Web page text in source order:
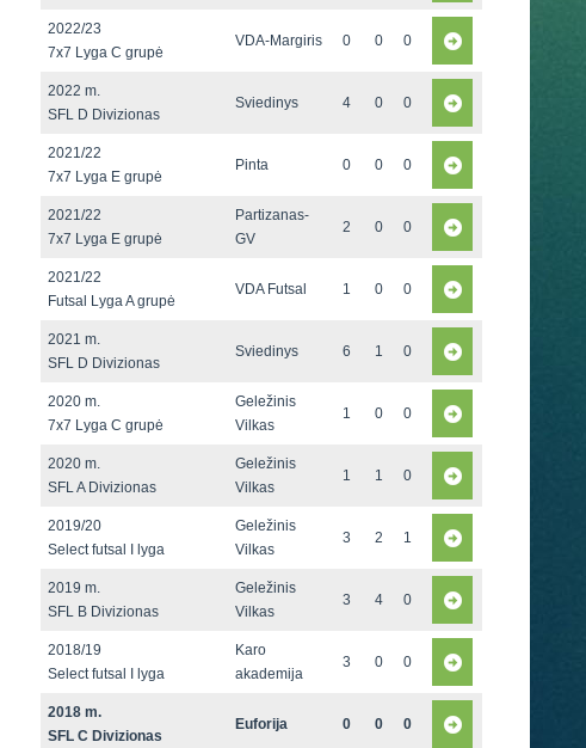
2022/23
7x7 Lyga C grupė
VDA-Margiris 0 0 0
2022 m.
SFL D Divizionas
Sviedinys 4 0 0
2021/22
7x7 Lyga E grupė
Pinta 0 0 0
2021/22
7x7 Lyga E grupė
Partizanas-
GV
2 0 0
2021/22
Futsal Lyga A grupė
VDA Futsal 1 0 0
2021 m.
SFL D Divizionas
Sviedinys 6 1 0
2020 m.
7x7 Lyga C grupė
Geležinis
Vilkas
1 0 0
2020 m.
SFL A Divizionas
Geležinis
Vilkas
1 1 0
2019/20
Select futsal I lyga
Geležinis
Vilkas
3 2 1
2019 m.
SFL B Divizionas
Geležinis
Vilkas
3 4 0
2018/19
Select futsal I lyga
Karo
akademija
3 0 0
2018 m.
SFL C Divizionas
Euforija 0 0 0